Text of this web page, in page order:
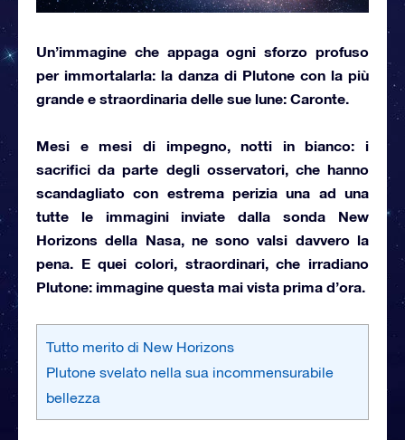
Un’immagine che appaga ogni sforzo profuso
per immortalarla: la danza di Plutone con la più
grande e straordinaria delle sue lune: Caronte.
Mesi e mesi di impegno, notti in bianco: i
sacrifici da parte degli osservatori, che hanno
scandagliato con estrema perizia una ad una
tutte le immagini inviate dalla sonda New
Horizons della Nasa, ne sono valsi davvero la
pena. E quei colori, straordinari,che irradiano
Plutone: immagine questa mai vista prima d’ora.
Tutto merito di New Horizons
Plutone svelato nella sua incommensurabile
bellezza